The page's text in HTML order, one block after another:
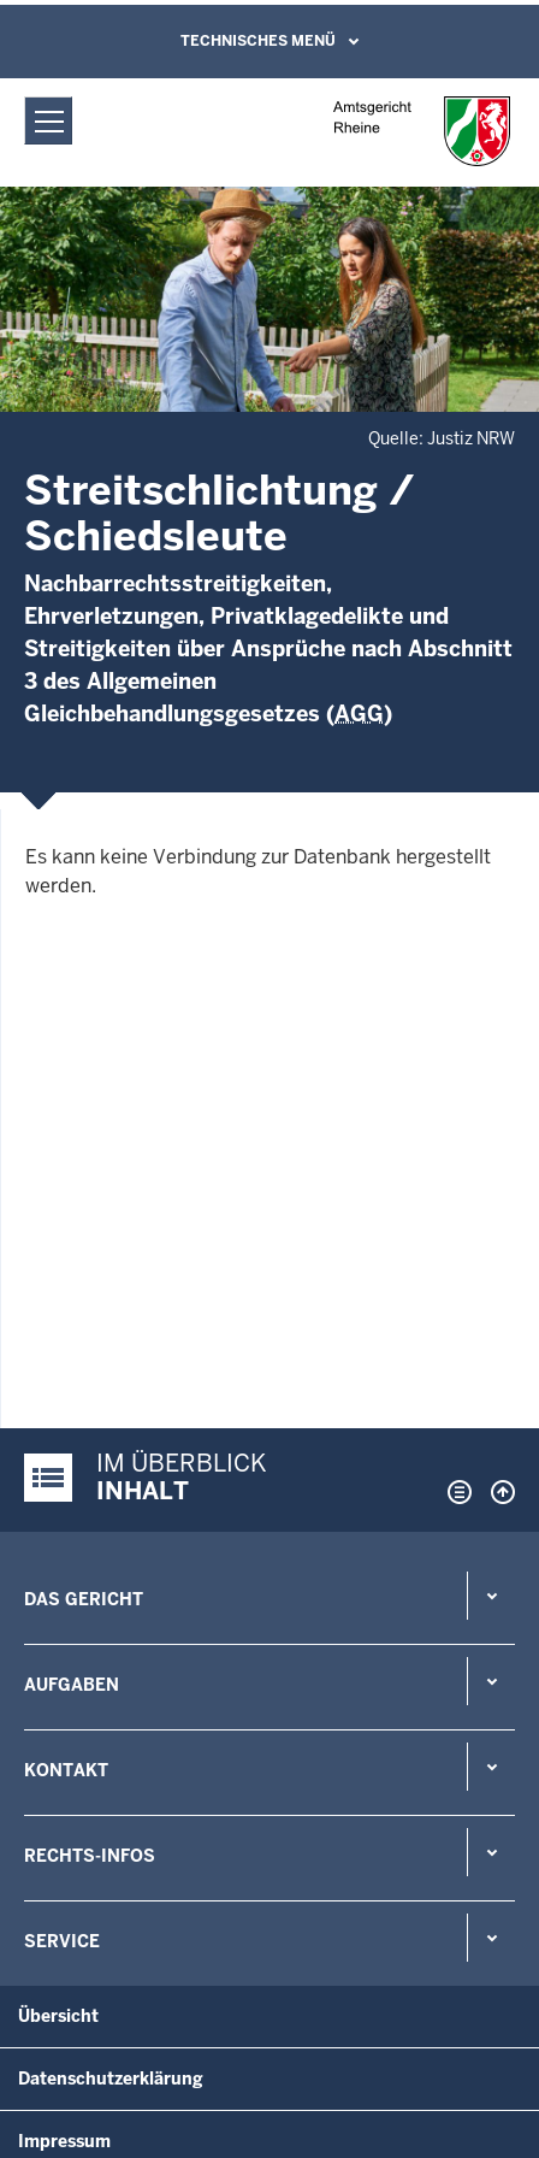
Amtsgericht Rheine: Streitschlichtung
/ Schiedsleute
Direkt zum Inhalt
Leichte Sprache, Gebärdensprachenvideo
und Kontaktformular
TECHNISCHES MENÜ
Quelle: Justiz NRW
Streitschlichtung /
Schiedsleute
Nachbarrechtsstreitigkeiten,
Ehrverletzungen, Privatklagedelikte und
Streitigkeiten über Ansprüche nach Abschnitt
3 des Allgemeinen
Gleichbehandlungsgesetzes (AGG)
Es kann keine Verbindung zur Datenbank hergestellt
werden.
Justiz-Portal im Überblick:
IM ÜBERBLICK
INHALT
DAS GERICHT
AUFGABEN
KONTAKT
RECHTS-INFOS
SERVICE
Übersicht
Datenschutzerklärung
Impressum